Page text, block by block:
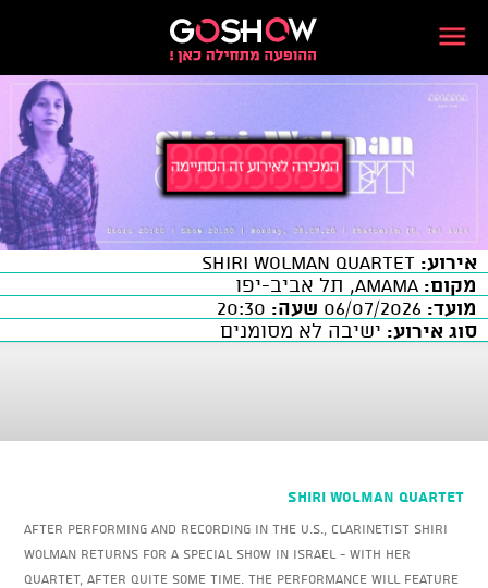
אירוע:
מקום:
מועד:
שעה:
סוג אירוע: ישיבה לא מסומנים
SHIRI WOLMAN Quartet
After performing and recording in the U.S., clarinetist Shiri
Wolman returns for a special show in Israel - with her
quartet, after quite some time. The performance will feature